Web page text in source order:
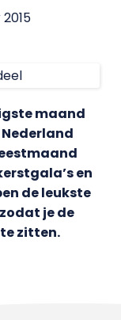
maand
en
de leukste
je de
zitten.